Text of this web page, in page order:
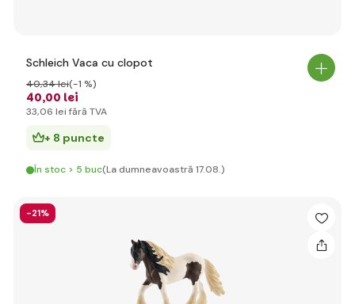
Schleich Vaca cu clopot
40,00 lei
40,34 lei(-1 %)
33,06 lei fără TVA
+ 8 puncte
În stoc > 5 buc(La dumneavoastră 17.08.)
-21%